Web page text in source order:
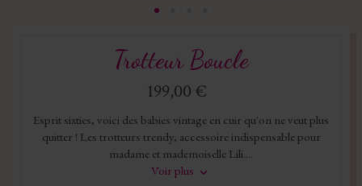
Trotteur Boucle
199,00 €
Esprit sixties, voici des babies vintage en cuir qu'on ne veut plus
quitter ! Les trotteurs trendy, accessoire indispensable pour
madame et mademoiselle Lili....
Voir plus